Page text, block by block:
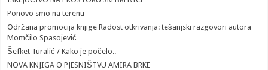
Ponovo smo na terenu
Održana promocija knjige Radost otkrivanja: tešanjski razgovori autora
Momčilo Spasojević
Šefket Turalić / Kako je počelo..
NOVA KNJIGA O PJESNIŠTVU AMIRA BRKE